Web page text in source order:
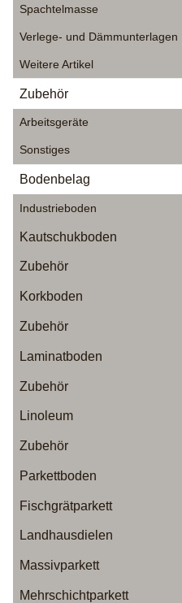
Spachtelmasse
Verlege- und Dämmunterlagen
Weitere Artikel
Zubehör
Arbeitsgeräte
Sonstiges
Bodenbelag
Industrieboden
Kautschukboden
Zubehör
Korkboden
Zubehör
Laminatboden
Zubehör
Linoleum
Zubehör
Parkettboden
Fischgrätparkett
Landhausdielen
Massivparkett
Mehrschichtparkett